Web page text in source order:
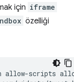
için iframe
özelliği
allow-scripts